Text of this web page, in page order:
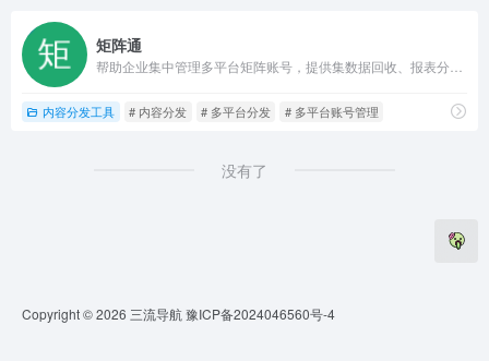
矩阵通
内容分发工具 # 内容分发 # 多平台分发 # 多平台账号管理
没有了
Copyright © 2026 三流导航豫ICP备2024046560号-4